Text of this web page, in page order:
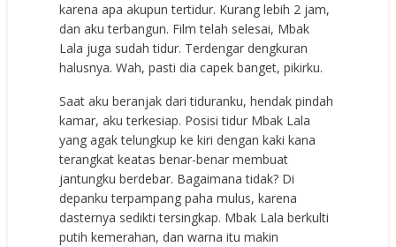
karena apa akupun tertidur. Kurang lebih 2 jam,
dan aku terbangun. Film telah selesai, Mbak
Lala juga sudah tidur. Terdengar dengkuran
halusnya. Wah, pasti dia capek banget, pikirku.
Saat aku beranjak dari tiduranku, hendak pindah
kamar, aku terkesiap. Posisi tidur Mbak Lala
yang agak telungkup ke kiri dengan kaki kana
terangkat keatas benar-benar membuat
jantungku berdebar. Bagaimana tidak? Di
depanku terpampang paha mulus, karena
dasternya sedikti tersingkap. Mbak Lala berkulti
putih kemerahan, dan warna itu makin